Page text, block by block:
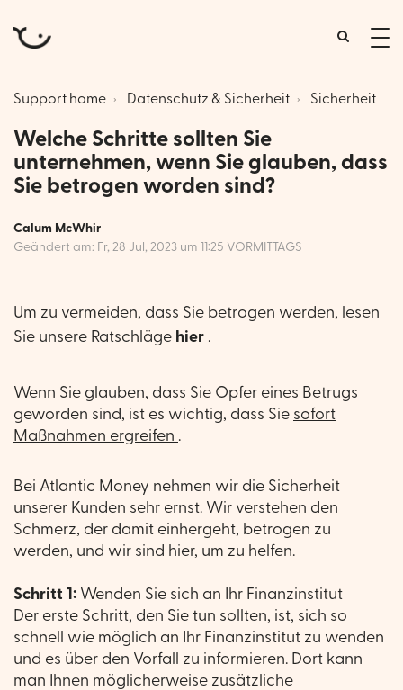
Support home Datenschutz & Sicherheit Sicherheit
Welche Schritte sollten Sie
unternehmen, wenn Sie glauben, dass
Sie betrogen worden sind?
Calum McWhir
Geändert am: Fr, 28 Jul, 2023 um 11:25 VORMITTAGS
Um zu vermeiden, dass Sie betrogen werden, lesen
Sie unsere Ratschläge hier .
Wenn Sie glauben, dass Sie Opfer eines Betrugs
geworden sind, ist es wichtig, dass Sie sofort
Maßnahmen ergreifen .
Bei Atlantic Money nehmen wir die Sicherheit
unserer Kunden sehr ernst. Wir verstehen den
Schmerz, der damit einhergeht, betrogen zu
werden, und wir sind hier, um zu helfen.
Schritt 1: Wenden Sie sich an Ihr Finanzinstitut
Der erste Schritt, den Sie tun sollten, ist, sich so
schnell wie möglich an Ihr Finanzinstitut zu wenden
und es über den Vorfall zu informieren. Dort kann
man Ihnen möglicherweise zusätzliche